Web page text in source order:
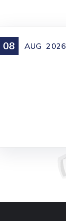
08 AUG 2026